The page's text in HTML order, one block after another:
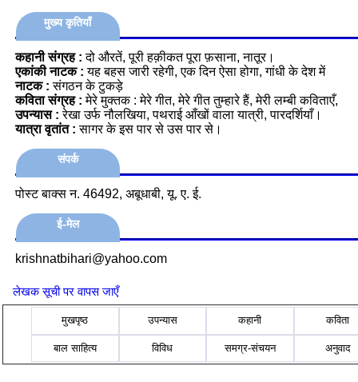
मुख्य कृतियाँ
कहानी संग्रह : दो औरतें, पूरी हक़ीकत पूरा फ़साना, नातूर।
एकांकी नाटक : यह बहस जारी रहेगी, एक दिन ऐसा होगा, गांधी के देश में
नाटक : संगठन के टुकड़े
कविता संग्रह : मेरे मुक्तक : मेरे गीत, मेरे गीत तुम्हारे हैं, मेरी लम्बी कविताएँ,
उपन्यास :रेखा उर्फ नौलखिया, पथराई आँखों वाला यात्री, पारदर्शियाँ।
यात्रा वृतांत : सागर के इस पार से उस पार से।
संपर्क
पोस्‍ट बाक्‍स न. 46492, अबूधाबी, यू. ए. ई.
ई-मेल
krishnatbihari@yahoo.com
लेखक सूची पर वापस जाएँ
मुखपृष्ठ उपन्यास कहानी कविता
बाल साहित्य विविध समग्र-संचयन अनुवाद